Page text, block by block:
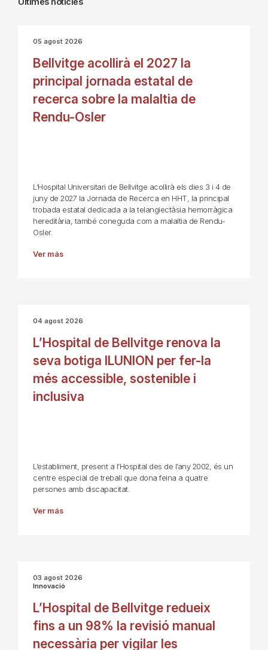
05 agost 2026
Bellvitge acollirà el 2027 la
principal jornada estatal de
recerca sobre la malaltia de
Rendu-Osler
L’Hospital Universitari de Bellvitge acollirà els dies 3 i 4 de
juny de 2027 la Jornada de Recerca en HHT, la principal
trobada estatal dedicada a la telangiectàsia hemorràgica
hereditària, també coneguda com a malaltia de Rendu-
Osler.
Ver más
04 agost 2026
L’Hospital de Bellvitge renova la
seva botiga ILUNION per fer-la
més accessible, sostenible i
inclusiva
L’establiment, present a l’Hospital des de l’any 2002, és un
centre especial de treball que dona feina a quatre
persones amb discapacitat.
Ver más
03 agost 2026
Innovació
L’Hospital de Bellvitge redueix
fins a un 98% la revisió manual
necessària per vigilar les